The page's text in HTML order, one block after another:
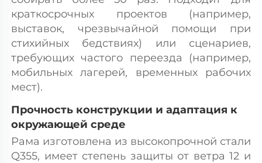
краткосрочных проектов (например,
выставок, чрезвычайной помощи при
стихийных бедствиях) или сценариев,
требующих частого переезда (например,
мобильных лагерей, временных рабочих
мест).
Прочность конструкции и адаптация к
окружающей среде
Рама изготовлена из высокопрочной стали
Q355, имеет степень защиты от ветра 12 и